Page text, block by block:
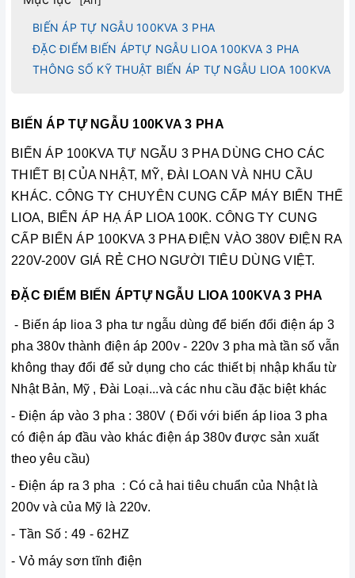
BIẾN ÁP TỰ NGẪU 100KVA 3 PHA
ĐẶC ĐIỂM BIẾN ÁPTỰ NGẪU LIOA 100KVA 3 PHA
THÔNG SỐ KỸ THUẬT BIẾN ÁP TỰ NGẪU LIOA 100KVA
BIẾN ÁP TỰ NGẪU 100KVA 3 PHA
BIẾN ÁP 100KVATỰ NGẪU 3 PHA DÙNG CHO CÁC
THIẾT BỊ CỦA NHẬT, MỸ, ĐÀI LOAN VÀ NHU CẦU
KHÁC. CÔNG TY CHUYÊN CUNG CẤP MÁY BIẾN THẾ
LIOA, BIẾN ÁP HẠ ÁP LIOA 100K. CÔNG TY CUNG
CẤP BIẾN ÁP 100KVA 3 PHA ĐIỆN VÀO 380V ĐIỆN RA
220V-200V GIÁ RẺ CHO NGƯỜI TIÊU DÙNG VIỆT.
ĐẶC ĐIỂM BIẾN ÁPTỰ NGẪU LIOA 100KVA 3 PHA
- Biến áp lioa 3 pha tư ngẫu dùng để biến đổi điện áp 3
pha 380v thành điện áp 200v - 220v 3 pha mà tần số vẫn
không thay đổi để sử dụng cho các thiết bị nhập khẩu từ
Nhật Bản, Mỹ , Đài Loại...và các nhu cầu đặc biệt khác
- Điện áp vào 3 pha : 380V ( Đối với biến áp lioa 3 pha
có điện áp đầu vào khác điện áp 380v được sản xuất
theo yêu cầu)
- Điện áp ra 3 pha : Có cả hai tiêu chuẩn của Nhật là
200v và của Mỹ là 220v.
- Tần Số : 49 - 62HZ
- Vỏ máy sơn tĩnh điện